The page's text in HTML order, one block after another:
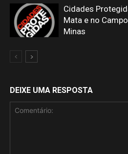
Cidades
Mata e no
Minas
DEIXE UMA RESPOSTA